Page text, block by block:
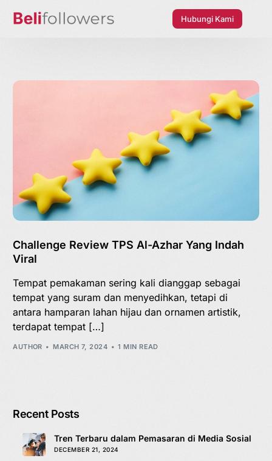
Hubungi Kami
Challenge Review TPS Al-Azhar Yang Indah
Viral
Tempat pemakaman sering kali dianggap sebagai
tempat yang suram dan menyedihkan, tetapi di
antara hamparan lahan hijau dan ornamen artistik,
terdapat tempat […]
AUTHOR MARCH 7, 2024 1 MIN READ
Recent Posts
Tren Terbaru dalam Pemasaran di Media Sosial
DECEMBER 21, 2024